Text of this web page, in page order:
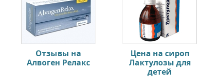
Отзывы на
Алвоген Релакс
Цена на сироп
Лактулозы для
детей